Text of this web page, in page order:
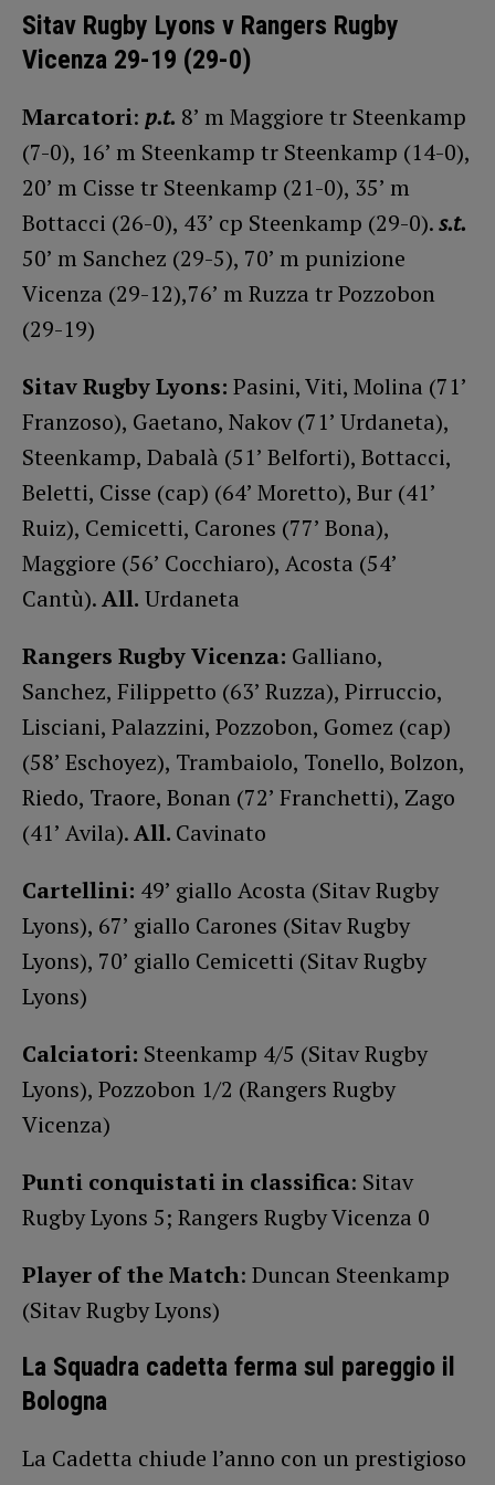
Sitav Rugby Lyons v Rangers Rugby
Vicenza 29-19 (29-0)
Marcatori: p.t. 8’ m Maggiore tr Steenkamp
(7-0), 16’ m Steenkamp tr Steenkamp (14-0),
20’ m Cisse tr Steenkamp (21-0), 35’ m
Bottacci (26-0), 43’ cp Steenkamp (29-0).s.t.
50’ m Sanchez (29-5), 70’ m punizione
Vicenza (29-12),76’ m Ruzza tr Pozzobon
(29-19)
Sitav Rugby Lyons: Pasini, Viti, Molina (71’
Franzoso), Gaetano, Nakov (71’ Urdaneta),
Steenkamp, Dabalà (51’ Belforti), Bottacci,
Beletti, Cisse (cap) (64’ Moretto), Bur (41’
Ruiz), Cemicetti, Carones (77’ Bona),
Maggiore (56’ Cocchiaro), Acosta (54’
Cantù).All. Urdaneta
Rangers Rugby Vicenza: Galliano,
Sanchez, Filippetto (63’ Ruzza), Pirruccio,
Lisciani, Palazzini, Pozzobon, Gomez (cap)
(58’ Eschoyez), Trambaiolo, Tonello, Bolzon,
Riedo, Traore, Bonan (72’ Franchetti), Zago
(41’ Avila).All. Cavinato
Cartellini: 49’ giallo Acosta (Sitav Rugby
Lyons), 67’ giallo Carones (Sitav Rugby
Lyons), 70’ giallo Cemicetti (Sitav Rugby
Lyons)
Calciatori: Steenkamp 4/5 (Sitav Rugby
Lyons), Pozzobon 1/2 (Rangers Rugby
Vicenza)
Punti conquistati in classifica: Sitav
Rugby Lyons 5; Rangers Rugby Vicenza 0
Player of the Match: Duncan Steenkamp
(Sitav Rugby Lyons)
La Squadra cadetta ferma sul pareggio il
Bologna
La Cadetta chiude l’anno con un prestigioso